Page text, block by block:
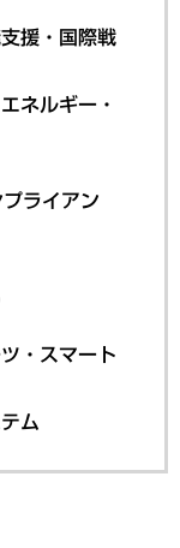
援・国際戦
ネルギー・
ライアン
・スマート
ム